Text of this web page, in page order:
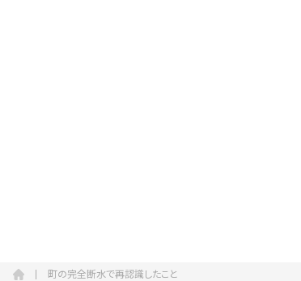
町の完全断水で再認識したこと